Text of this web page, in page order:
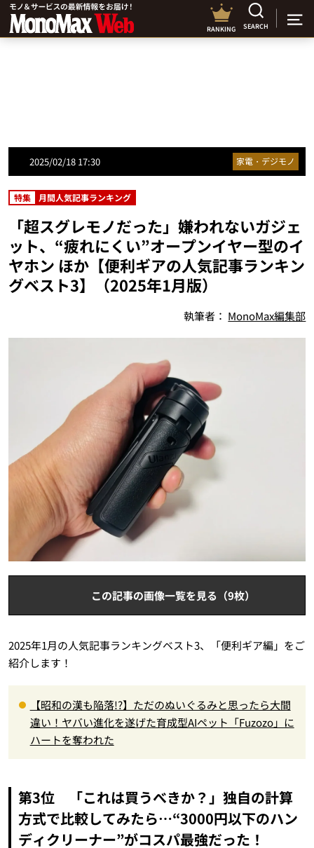
RANKING SEARCH
2025/02/18 17:30 家電・デジモノ
特集 月間人気記事ランキング
「超スグレモノだった」嫌われないガジェ
ット、“疲れにくい”オープンイヤー型のイ
ヤホン ほか【便利ギアの人気記事ランキン
グベスト3】（2025年1月版）
執筆者： MonoMax編集部
この記事の画像一覧を見る（9枚）
2025年1月の人気記事ランキングベスト3、「便利ギア編」をご
紹介します！
【昭和の漢も陥落!?】ただのぬいぐるみと思ったら大間
違い！ヤバい進化を遂げた育成型AIペット「Fuzozo」に
ハートを奪われた
第3位 「これは買うべきか？」独自の計算
方式で比較してみたら…“3000円以下のハン
ディクリーナー”がコスパ最強だった！